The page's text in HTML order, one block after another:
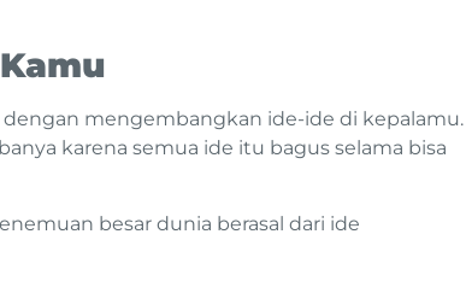
mengembangkan ide-ide di kepalamu.
karena semua ide itu bagus selama bisa
besar dunia berasal dari ide